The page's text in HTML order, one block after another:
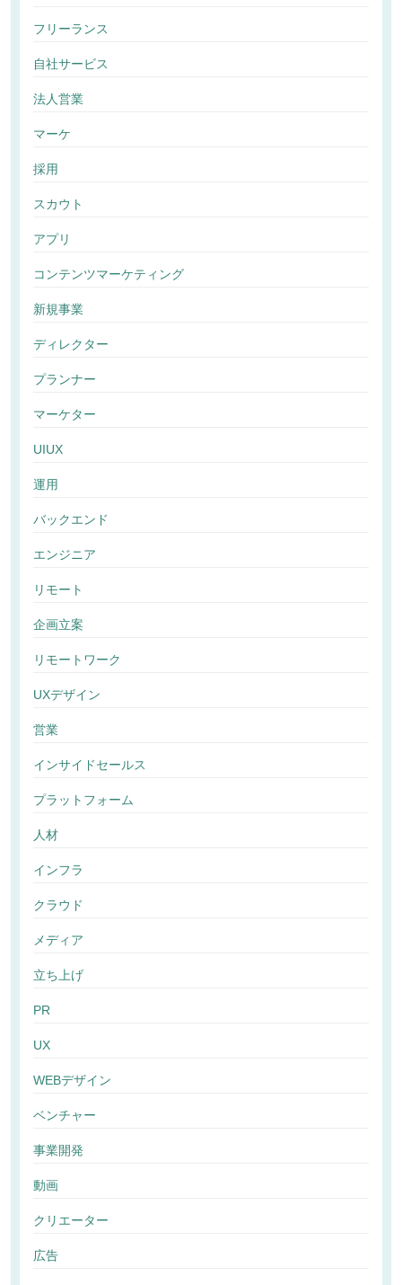
フリーランス
自社サービス
法人営業
マーケ
採用
スカウト
アプリ
コンテンツマーケティング
新規事業
ディレクター
プランナー
マーケター
UIUX
運用
バックエンド
エンジニア
リモート
企画立案
リモートワーク
UXデザイン
営業
インサイドセールス
プラットフォーム
人材
インフラ
クラウド
メディア
立ち上げ
PR
UX
WEBデザイン
ベンチャー
事業開発
動画
クリエーター
広告